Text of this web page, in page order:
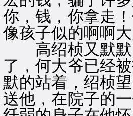
你，钱，你拿走
像孩子似的啊啊大
高绍桢又默默
了，何大爷已经
默的站着，绍桢
送他，在院子的